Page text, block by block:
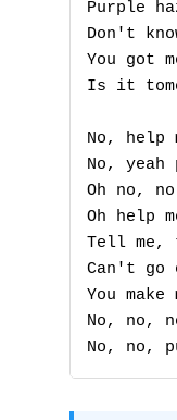
Purple
Don't
You got
Is it
No, help
No, yeah
Oh no, no
Oh help
Tell me,
Can't
You make
No, no,
No, no,